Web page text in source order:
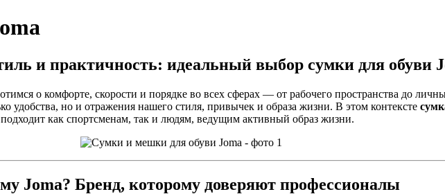
и практичность: идеальный выбор сумки для обуви
о комфорте, скорости и порядке во всех сферах — от рабочего пространства до
удобства, но и отражения нашего стиля, привычек и образа жизни. В этом контексте
как спортсменам, так и людям, ведущим активный образ жизни.
Joma? Бренд, которому доверяют профессионалы